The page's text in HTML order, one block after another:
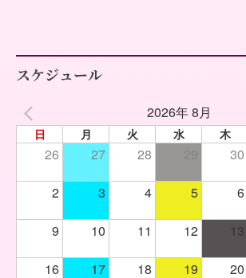
スケジュール
2026年 8月
日 月 火 水 木
26 27 28 30
2 3 4 5 6
9 10 11 12 13
16 17 18 19 20